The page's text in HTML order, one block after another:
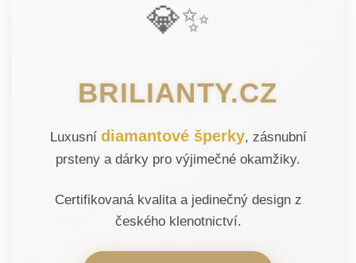
💎✨
BRILIANTY.CZ
Luxusní diamantové šperky, zásnubní
prsteny a dárky pro výjimečné okamžiky.
Certifikovaná kvalita a jedinečný design z
českého klenotnictví.